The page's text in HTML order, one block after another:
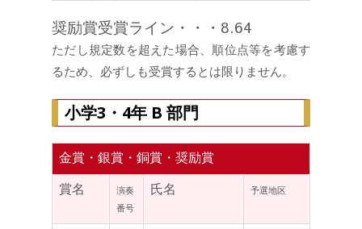
奨励賞受賞ライン・・・8.64
ただし規定数を超えた場合、順位点等を考慮す
るため、必ずしも受賞するとは限りません。
小学3・4年 B 部門
金賞・銀賞・銅賞・奨励賞
賞名
演奏
番号
氏名 予選地区